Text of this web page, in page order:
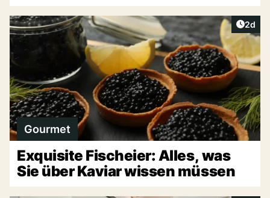
2d
Gourmet
Exquisite Fischeier: Alles, was
Sie über Kaviar wissen müssen